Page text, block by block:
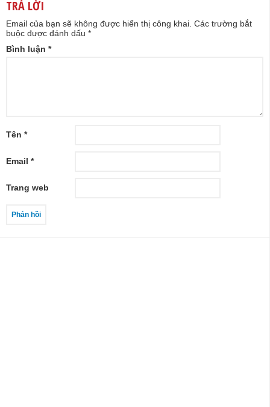
TRẢ LỜI
Email của bạn sẽ không được hiển thị công khai. Các trường bắt
buộc được đánh dấu *
Bình luận *
Tên *
Email *
Trang web